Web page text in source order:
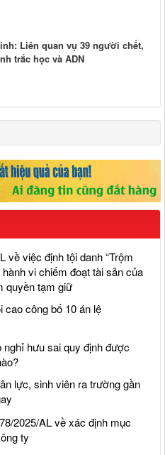
Liên quan vụ 39 người chết,
trắc học và ADN
về việc định tội danh “Trộm
vi chiếm đoạt tài sản của
quyền tạm giữ
cao công bố 10 án lệ
nghỉ hưu sai quy định được
lực, sinh viên ra trường gần
2025/AL về xác định mục
ty